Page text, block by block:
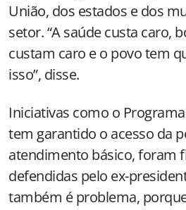
União, dos estados e dos
setor. “A saúde custa caro,
custam caro e o povo tem
isso”, disse.
Iniciativas como o
tem garantido o acesso da
atendimento básico, foram
defendidas pelo ex-
também é problema,